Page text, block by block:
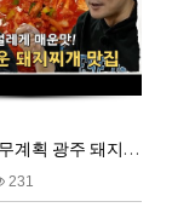
[맛집] 전현무계획 광주 돼지찌개
231
13:55:34
13:55:34
14:01:40
14:01:45
14:01:49